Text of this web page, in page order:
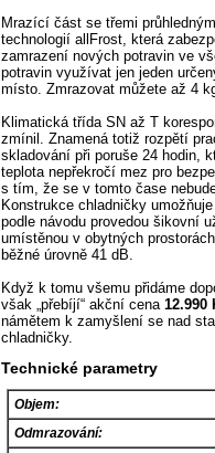
Mrazící část se třemi
technologií allFrost, která
zamrazení nových potravin ve
potravin využívat jen jeden
místo. Zmrazovat můžete až 4
Klimatická třída SN až T
zmínil. Znamená totiž rozpětí
skladování při poruše 24 hodin,
teplota nepřekročí mez pro
s tím, že se v tomto čase
Konstrukce chladničky
podle návodu provedou šikovní
umístěnou v obytných
běžné úrovně 41 dB.
Když k tomu všemu přidáme
však „přebíjí“ akční cena12.990
námětem k zamyšlení se nad
chladničky.
Technické parametry
Objem:
Odmrazování: